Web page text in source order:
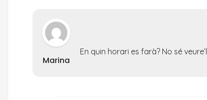
Marina
En quin horari es farà? No sé veure’l